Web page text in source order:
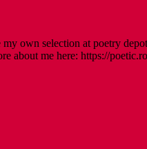
own selection at poetry
about me here: https://poetic.ro